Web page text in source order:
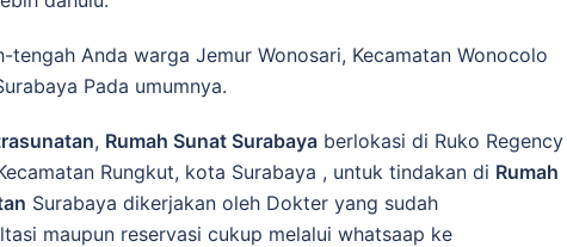
tengah Anda warga Jemur Wonosari, Kecamatan Wonocolo
Pada umumnya.
, Rumah Sunat Surabaya berlokasi di Ruko Regency
Rungkut, kota Surabaya , untuk tindakan di Rumah
Surabaya dikerjakan oleh Dokter yang sudah
maupun reservasi cukup melalui whatsaap ke